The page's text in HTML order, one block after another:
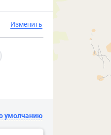
Изменить
умолчанию